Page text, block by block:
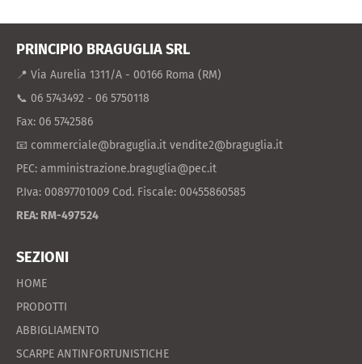
2021
PRINCIPIO BRAGUGLIA SRL
📍 Via Aurelia 1311/A - 00166 Roma (RM)
📞 06 5743492 - 06 5750118
Fax: 06 5742586
📧 commerciale@braguglia.it vendite2@braguglia.it
PEC: amministrazione.braguglia@pec.it
P.Iva: 00897701009 Cod. Fiscale: 00455860585
REA: RM-497524
SEZIONI
HOME
PRODOTTI
ABBIGLIAMENTO
SCARPE ANTINFORTUNISTICHE